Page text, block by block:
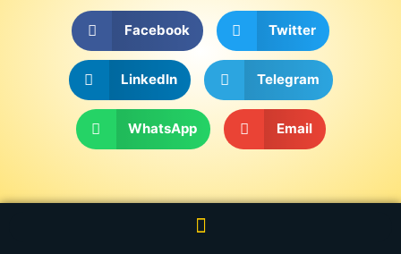
Facebook Twitter
LinkedIn Telegram
WhatsApp Email